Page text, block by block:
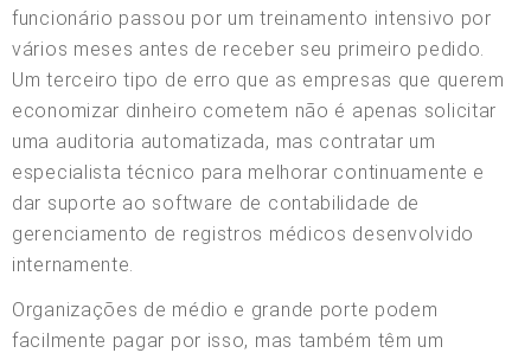
funcionário passou por um treinamento intensivo por
vários meses antes de receber seu primeiro pedido.
Um terceiro tipo de erro que as empresas que querem
economizar dinheiro cometem não é apenas solicitar
uma auditoria automatizada, mas contratar um
especialista técnico para melhorar continuamente e
dar suporte ao software de contabilidade de
gerenciamento de registros médicos desenvolvido
internamente.
Organizações de médio e grande porte podem
facilmente pagar por isso, mas também têm um